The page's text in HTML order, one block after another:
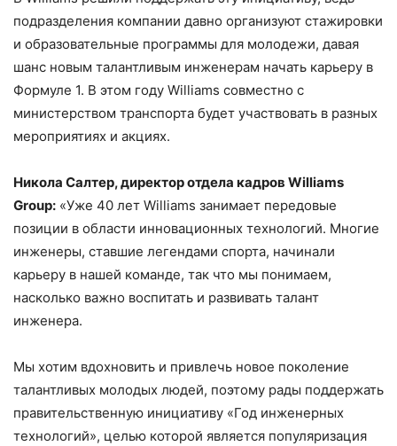
подразделения компании давно организуют стажировки
и образовательные программы для молодежи, давая
шанс новым талантливым инженерам начать карьеру в
Формуле 1. В этом году Williams совместно с
министерством транспорта будет участвовать в разных
мероприятиях и акциях.
Никола Салтер, директор отдела кадров Williams
Group: «Уже 40 лет Williams занимает передовые
позиции в области инновационных технологий. Многие
инженеры, ставшие легендами спорта, начинали
карьеру в нашей команде, так что мы понимаем,
насколько важно воспитать и развивать талант
инженера.
Мы хотим вдохновить и привлечь новое поколение
талантливых молодых людей, поэтому рады поддержать
правительственную инициативу «Год инженерных
технологий», целью которой является популяризация